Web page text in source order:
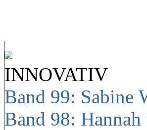
INNOVATIV
Band 99: Sabine
Band 98: